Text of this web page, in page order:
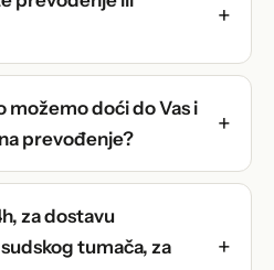
možemo doći do Vas i
prevođenje?
za dostavu
tumača, za